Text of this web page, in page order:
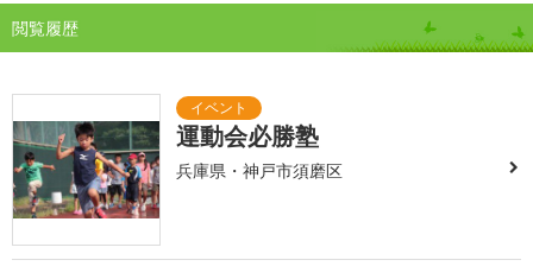
閲覧履歴
運動会必勝塾
兵庫県・神戸市須磨区